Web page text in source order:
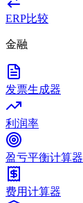
ERP比较
金融
发票生成器
利润率
盈亏平衡计算器
费用计算器